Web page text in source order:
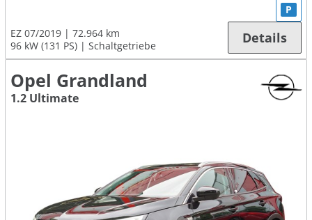
EZ 07/2019
72.964 km
96 kW (131 PS)
Schaltgetriebe
P
Details
Opel Grandland
1.2 Ultimate